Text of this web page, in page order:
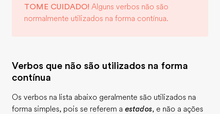
TOME CUIDADO! Alguns verbos não são
normalmente utilizados na forma contínua.
Verbos que não são utilizados na forma
contínua
Os verbos na lista abaixo geralmente são utilizados na
forma simples, pois se referem a estados, e não a ações